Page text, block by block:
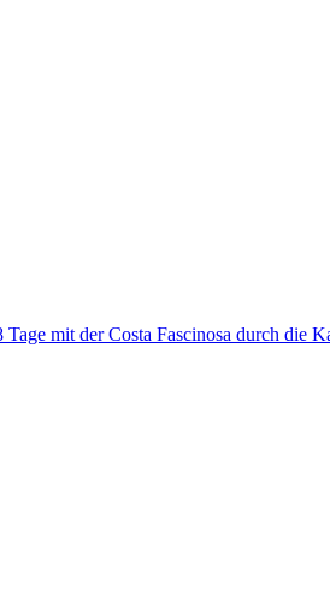
mit der Costa Fascinosa durch die